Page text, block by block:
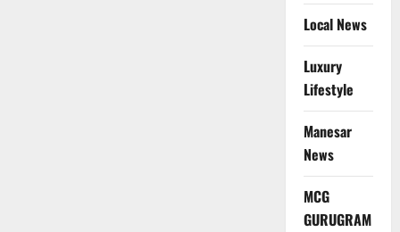
Local News
Luxury
Lifestyle
Manesar
News
MCG
GURUGRAM